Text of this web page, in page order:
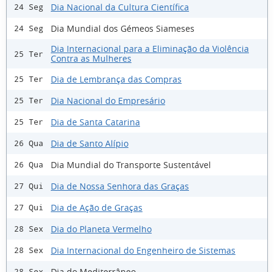
24 Seg Dia Nacional da Cultura Científica
24 Seg Dia Mundial dos Gémeos Siameses
25 Ter
Dia Internacional para a Eliminação da Violência
Contra as Mulheres
25 Ter Dia de Lembrança das Compras
25 Ter Dia Nacional do Empresário
25 Ter Dia de Santa Catarina
26 Qua Dia de Santo Alípio
26 Qua Dia Mundial do Transporte Sustentável
27 Qui Dia de Nossa Senhora das Graças
27 Qui Dia de Ação de Graças
28 Sex Dia do Planeta Vermelho
28 Sex Dia Internacional do Engenheiro de Sistemas